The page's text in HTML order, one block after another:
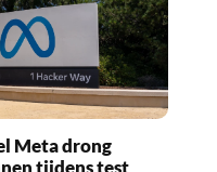
Meta drong
tijdens test